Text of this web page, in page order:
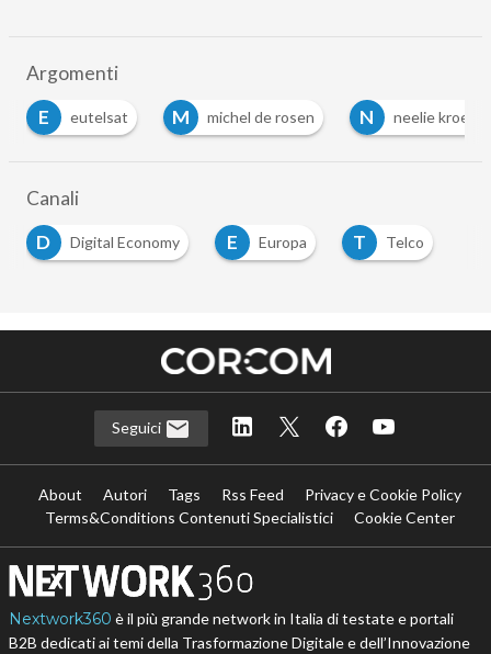
Argomenti
E
eutelsat M michel de rosen N neelie kroes
Canali
D
Digital Economy E Europa T Telco
Seguici
About Autori Tags Rss Feed
Privacy e Cookie Policy
Terms&Conditions Contenuti Specialistici
Cookie Center
Nextwork360 è il più grande network in Italia di testate e portali
B2B dedicati ai temi della Trasformazione Digitale e dell’Innovazione